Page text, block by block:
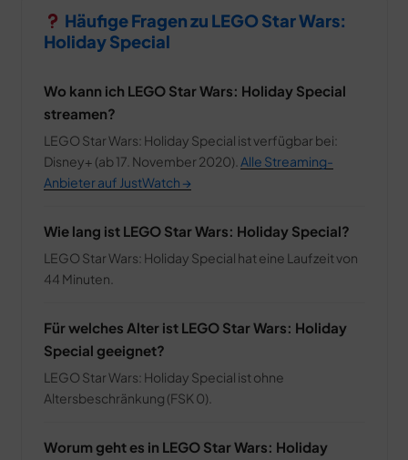
Häufige Fragen zu LEGO Star Wars:
Holiday Special
Wo kann ich LEGO Star Wars: Holiday Special
streamen?
LEGO Star Wars: Holiday Special ist verfügbar bei:
Disney+ (ab 17. November 2020). Alle Streaming-
Anbieter auf JustWatch →
Wie lang ist LEGO Star Wars: Holiday Special?
LEGO Star Wars: Holiday Special hat eine Laufzeit von
44 Minuten.
Für welches Alter ist LEGO Star Wars: Holiday
Special geeignet?
LEGO Star Wars: Holiday Special ist ohne
Altersbeschränkung (FSK 0).
Worum geht es in LEGO Star Wars: Holiday